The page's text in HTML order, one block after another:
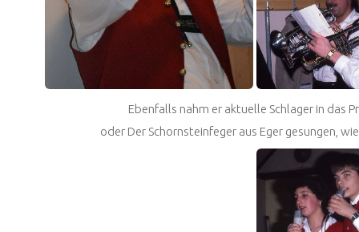
Ebenfalls nahm er aktuelle Schlager in das
oder Der Schornsteinfeger aus Eger gesungen,